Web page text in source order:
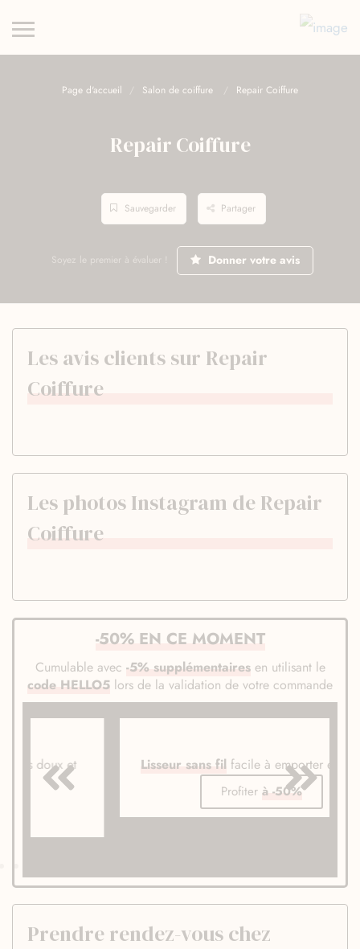
Page d'accueil Salon de coiffure Repair Coiffure
Repair Coiffure
Sauvegarder Partager
Soyez le premier à évaluer ! Donner votre avis
Les avis clients sur Repair
Coiffure
Les photos Instagram de Repair
Coiffure
-50% EN CE MOMENT
Cumulable avec -5% supplémentairesen utilisant le
code HELLO5 lors de la validation de votre commande
Lisseur sans filfacile à emporter en voyage
Prendre rendez-vous chez